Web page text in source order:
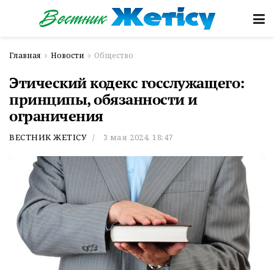
Главная Новости Общество
Этический кодекс госслужащего:
принципы, обязанности и
ограничения
ВЕСТНИК ЖЕТІСУ 3 мая 2024, 18:47